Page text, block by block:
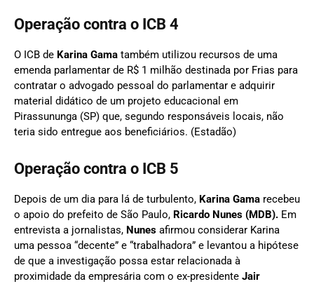
Operação contra o ICB 4
O ICB de Karina Gama também utilizou recursos de uma
emenda parlamentar de R$ 1 milhão destinada por Frias para
contratar o advogado pessoal do parlamentar e adquirir
material didático de um projeto educacional em
Pirassununga (SP) que, segundo responsáveis locais, não
teria sido entregue aos beneficiários. (Estadão)
Operação contra o ICB 5
Depois de um dia para lá de turbulento, Karina Gama recebeu
o apoio do prefeito de São Paulo, Ricardo Nunes (MDB). Em
entrevista a jornalistas, Nunes afirmou considerar Karina
uma pessoa “decente” e “trabalhadora” e levantou a hipótese
de que a investigação possa estar relacionada à
proximidade da empresária com o ex-presidente Jair